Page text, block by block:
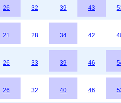
26 32 39 43
21 28 34 42
26 33 39 46
26 32 40 46